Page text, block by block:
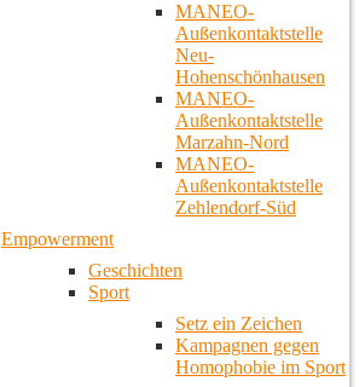
MANEO-
Außenkontaktstelle
Neu-
Hohenschönhausen
MANEO-
Außenkontaktstelle
Marzahn-Nord
MANEO-
Außenkontaktstelle
Zehlendorf-Süd
Empowerment
Geschichten
Sport
Setz ein Zeichen
Kampagnen gegen
Homophobie im Sport